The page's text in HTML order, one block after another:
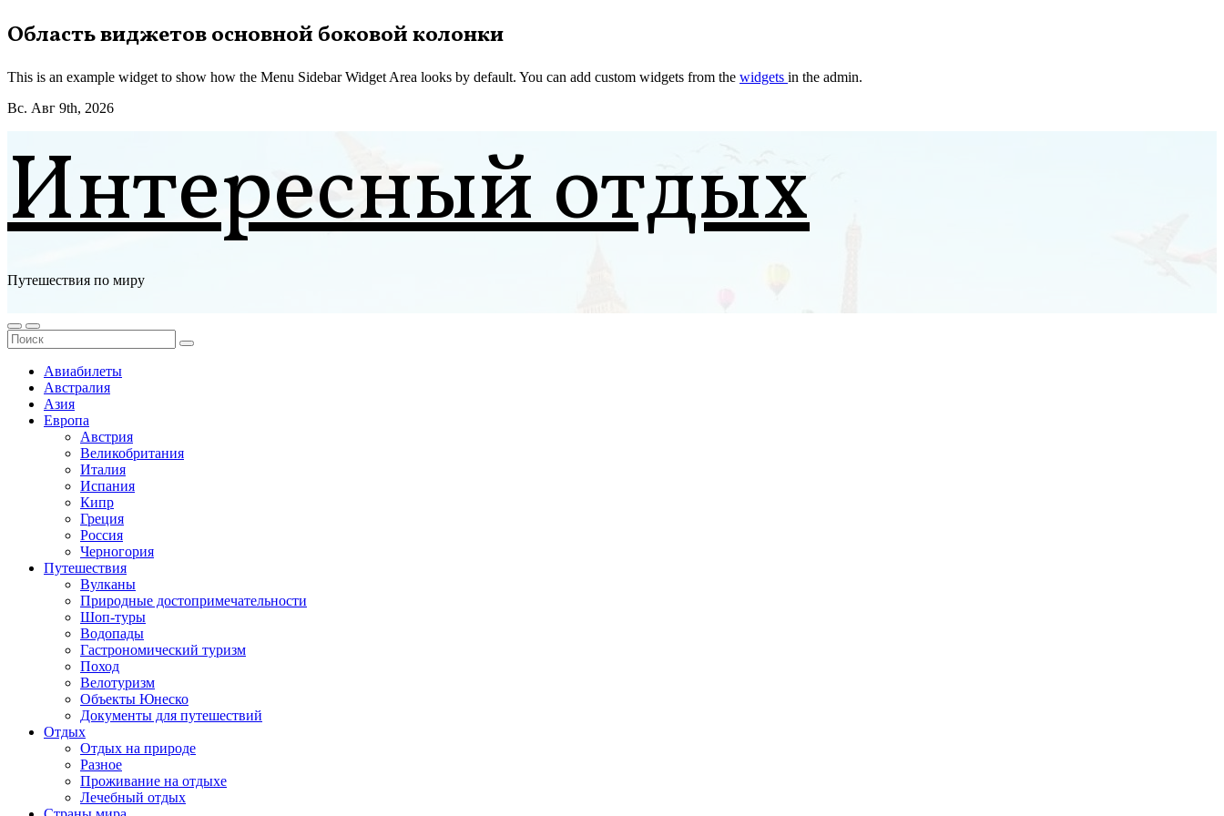
Перейти
к
Область виджетов основной боковой колонки
This is an example widget to show how the Menu Sidebar Widget Area looks by default. You can add custom widgets from the widgets in the admin.
Вс. Авг 9th, 2026
Интересный отдых
Путешествия по миру
Авиабилеты
Австралия
Азия
Европа
Австрия
Великобритания
Италия
Испания
Кипр
Греция
Россия
Черногория
Путешествия
Вулканы
Природные достопримечательности
Шоп-туры
Водопады
Гастрономический туризм
Поход
Велотуризм
Объекты Юнеско
Документы для путешествий
Отдых
Отдых на природе
Разное
Проживание на отдыхе
Лечебный отдых